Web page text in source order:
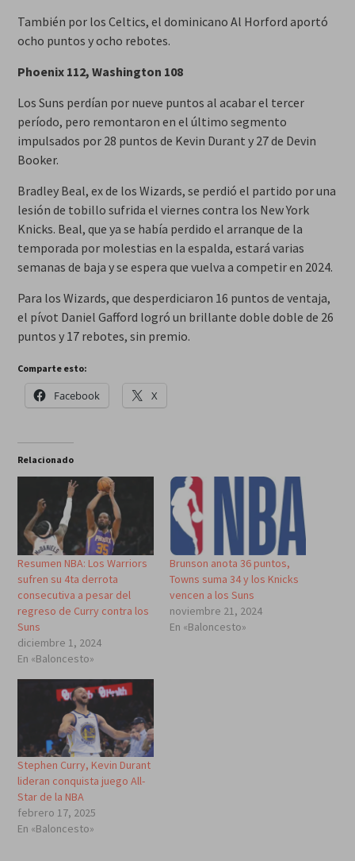
También por los Celtics, el dominicano Al Horford aportó
ocho puntos y ocho rebotes.
Phoenix 112, Washington 108
Los Suns perdían por nueve puntos al acabar el tercer
período, pero remontaron en el último segmento
impulsados por 28 puntos de Kevin Durant y 27 de Devin
Booker.
Bradley Beal, ex de los Wizards, se perdió el partido por una
lesión de tobillo sufrida el viernes contra los New York
Knicks. Beal, que ya se había perdido el arranque de la
temporada por molestias en la espalda, estará varias
semanas de baja y se espera que vuelva a competir en 2024.
Para los Wizards, que desperdiciaron 16 puntos de ventaja,
el pívot Daniel Gafford logró un brillante doble doble de 26
puntos y 17 rebotes, sin premio.
Comparte esto:
Facebook X
Relacionado
Resumen NBA: Los Warriors
sufren su 4ta derrota
consecutiva a pesar del
regreso de Curry contra los
Suns
diciembre 1, 2024
En «Baloncesto»
Brunson anota 36 puntos,
Towns suma 34 y los Knicks
vencen a los Suns
noviembre 21, 2024
En «Baloncesto»
Stephen Curry, Kevin Durant
lideran conquista juego All-
Star de la NBA
febrero 17, 2025
En «Baloncesto»